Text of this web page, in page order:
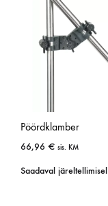
Pöördklamber
66,96 € sis. KM
Saadaval järeltellimisel